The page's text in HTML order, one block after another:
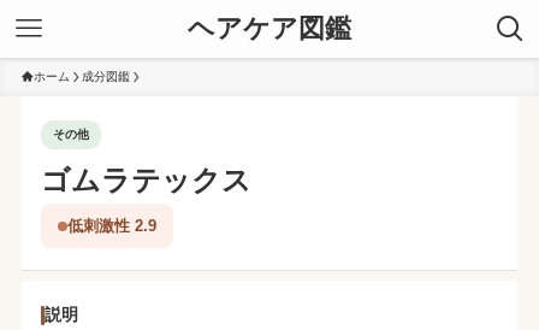
ヘアケア図鑑
ホーム 成分図鑑
その他
ゴムラテックス
低刺激性 2.9
説明